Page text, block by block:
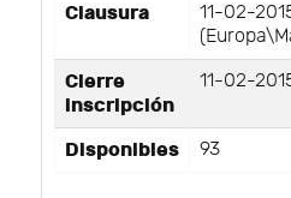
Clausura
11-02-
Cierre
inscripción
11-02-
Disponibles 93